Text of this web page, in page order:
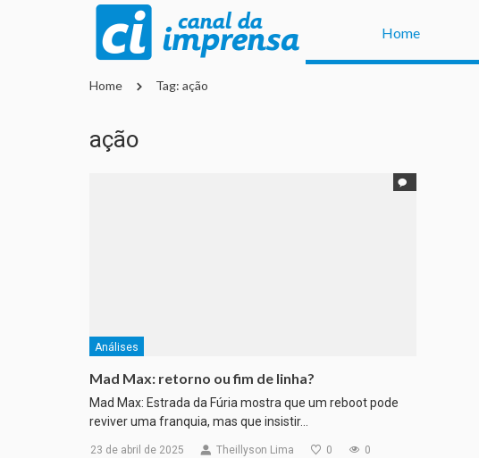
Home
Home Tag: ação
ação
Análises
Mad Max: retorno ou fim de linha?
Mad Max: Estrada da Fúria mostra que um reboot pode
reviver uma franquia, mas que insistir…
23 de abril de 2025 Theillyson Lima 0 0